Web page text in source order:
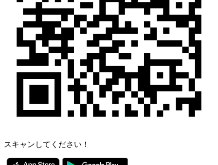
スキャンしてください！